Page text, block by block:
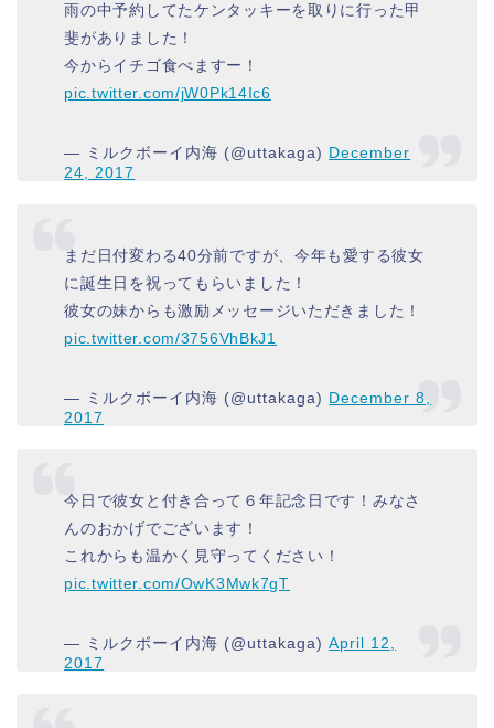
雨の中予約してたケンタッキーを取りに行った甲
斐がありました！
今からイチゴ食べますー！
pic.twitter.com/jW0Pk14Ic6
— ミルクボーイ内海 (@uttakaga) December
24, 2017
まだ日付変わる40分前ですが、今年も愛する彼女
に誕生日を祝ってもらいました！
彼女の妹からも激励メッセージいただきました！
pic.twitter.com/3756VhBkJ1
— ミルクボーイ内海 (@uttakaga) December 8,
2017
今日で彼女と付き合って６年記念日です！みなさ
んのおかげでございます！
これからも温かく見守ってください！
pic.twitter.com/OwK3Mwk7gT
— ミルクボーイ内海 (@uttakaga)April 12,
2017